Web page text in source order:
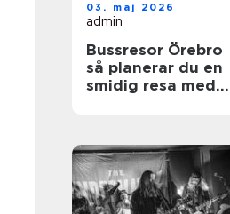
03. maj 2026
admin
Bussresor Örebro
så planerar du en
smidig resa med